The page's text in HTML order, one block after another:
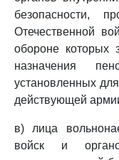
безопасности,
Отечественной
обороне которых
назначения
установленных
действующей
в) лица
войск и